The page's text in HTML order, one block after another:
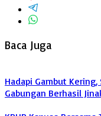
Baca Juga
Hadapi Gambut
Gabungan Berhasil